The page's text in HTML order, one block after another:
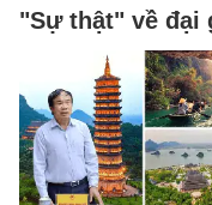
"Sự thật" về đại